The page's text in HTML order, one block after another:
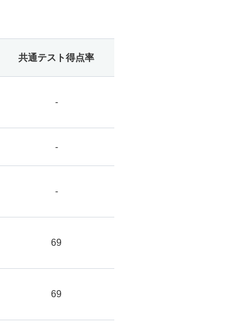
共通テスト得点率
-
-
-
69
69